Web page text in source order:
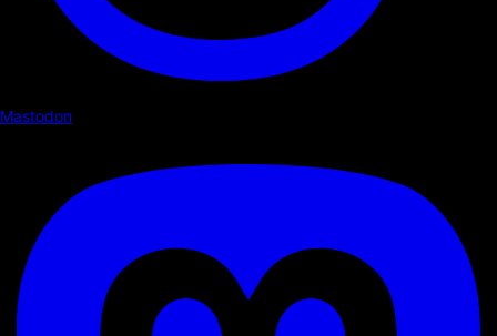
Mastodon